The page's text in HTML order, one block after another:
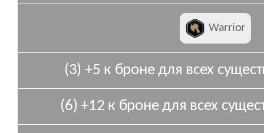
Warrior
(3) +5 к броне для всех
(6) +12 к броне для всех